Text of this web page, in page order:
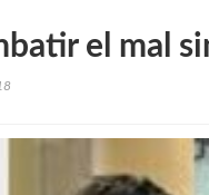
el mal